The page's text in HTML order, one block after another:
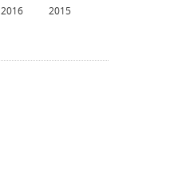
2016 2015